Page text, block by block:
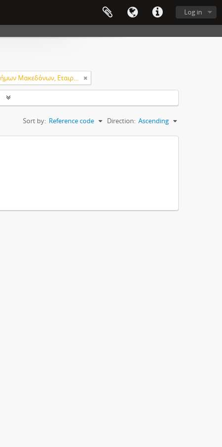
Log in
Κέντρο Αποδήμων Μακεδόνων, Εταιρεία Μακεδονικών Σπουδών.
Sort by: Reference code Direction: Ascending